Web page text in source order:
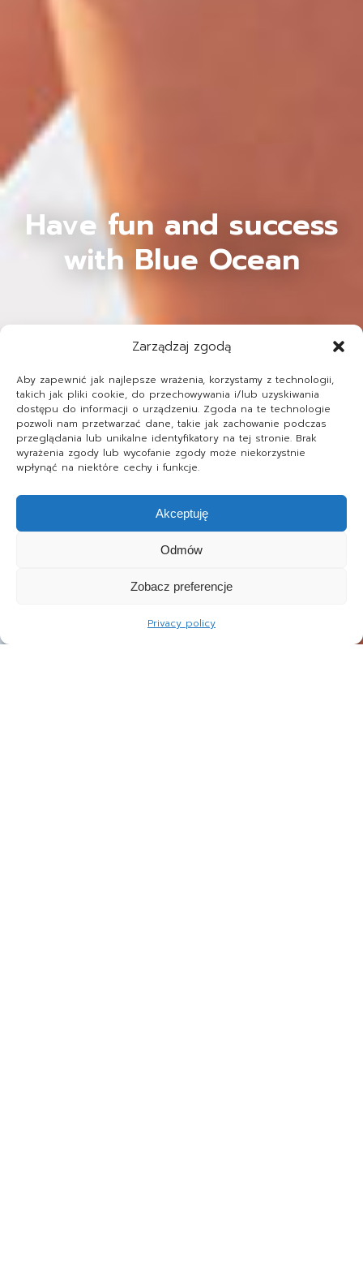
Zarządzaj zgodą
Aby zapewnić jak najlepsze wrażenia, korzystamy z technologii,
takich jak pliki cookie, do przechowywania i/lub uzyskiwania
dostępu do informacji o urządzeniu. Zgoda na te technologie
pozwoli nam przetwarzać dane, takie jak zachowanie podczas
przeglądania lub unikalne identyfikatory na tej stronie. Brak
wyrażenia zgody lub wycofanie zgody może niekorzystnie
wpłynąć na niektóre cechy i funkcje.
Akceptuję
Odmów
Zobacz preferencje
Privacy policy
Have fun and success
with Blue Ocean